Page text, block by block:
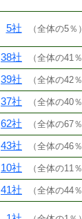
5社 （全体の5％ ）
38社 （全体の41％
39社 （全体の42％
37社 （全体の40％
62社 （全体の67％
43社 （全体の46％
10社 （全体の11％
41社 （全体の44％